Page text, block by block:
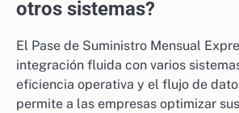
otros sistemas?
El Pase de Suministro Mensual
integración fluida con varios
eficiencia operativa y el flujo de
permite a las empresas optimizar